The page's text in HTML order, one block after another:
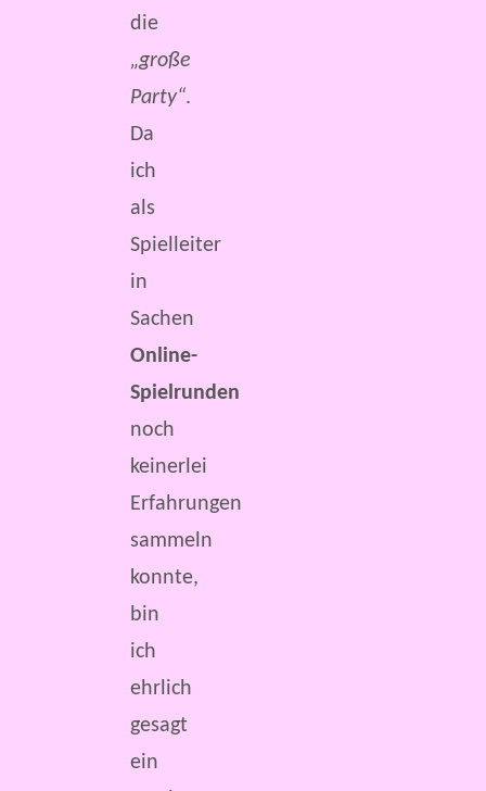
die
„große
Party“.
Da
ich
als
Spielleiter
in
Sachen
Online-
Spielrunden
noch
keinerlei
Erfahrungen
sammeln
konnte,
bin
ich
ehrlich
gesagt
ein